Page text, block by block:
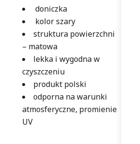
doniczka
kolor szary
struktura powierzchni
– matowa
lekka i wygodna w
czyszczeniu
produkt polski
odporna na warunki
atmosferyczne, promienie
UV